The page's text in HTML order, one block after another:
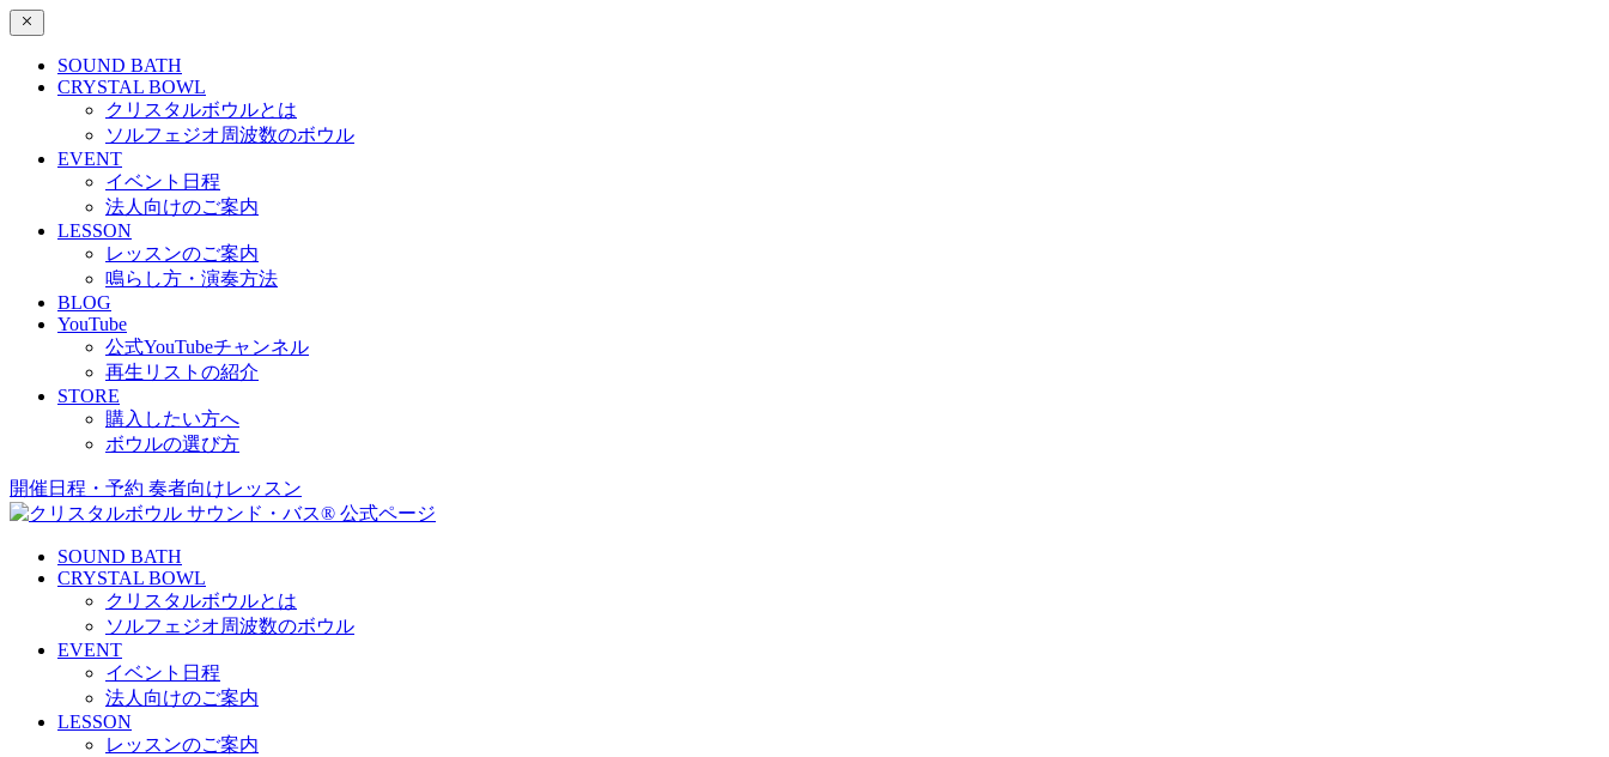
SOUND BATH
CRYSTAL BOWL
クリスタルボウルとは
ソルフェジオ周波数のボウル
EVENT
イベント日程
法人向けのご案内
LESSON
レッスンのご案内
鳴らし方・演奏方法
BLOG
YouTube
公式YouTubeチャンネル
再生リストの紹介
STORE
購入したい方へ
ボウルの選び方
開催日程・予約 奏者向けレッスン
SOUND BATH
CRYSTAL BOWL
クリスタルボウルとは
ソルフェジオ周波数のボウル
EVENT
イベント日程
法人向けのご案内
LESSON
レッスンのご案内